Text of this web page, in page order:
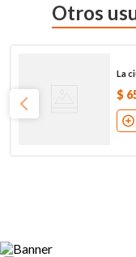
Otros
La
$